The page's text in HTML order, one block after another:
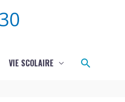
VIE SCOLAIRE